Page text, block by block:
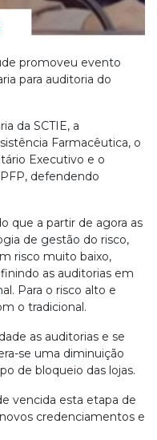
promoveu evento
para auditoria do
da SCTIE, a
Farmacêutica, o
Executivo e o
defendendo
que a partir de agora as
de gestão do risco,
risco muito baixo,
as auditorias em
Para o risco alto e
o tradicional.
as auditorias e se
se uma diminuição
de bloqueio das lojas.
vencida esta etapa de
credenciamentos e